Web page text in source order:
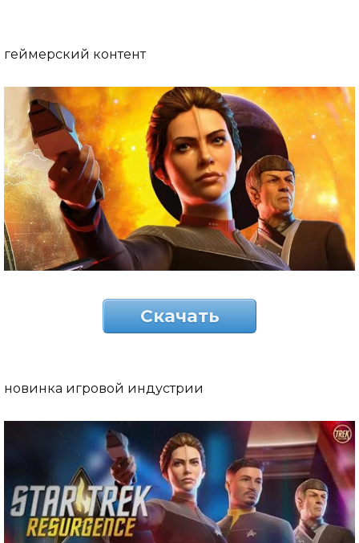
геймерский контент
Скачать
новинка игровой индустрии